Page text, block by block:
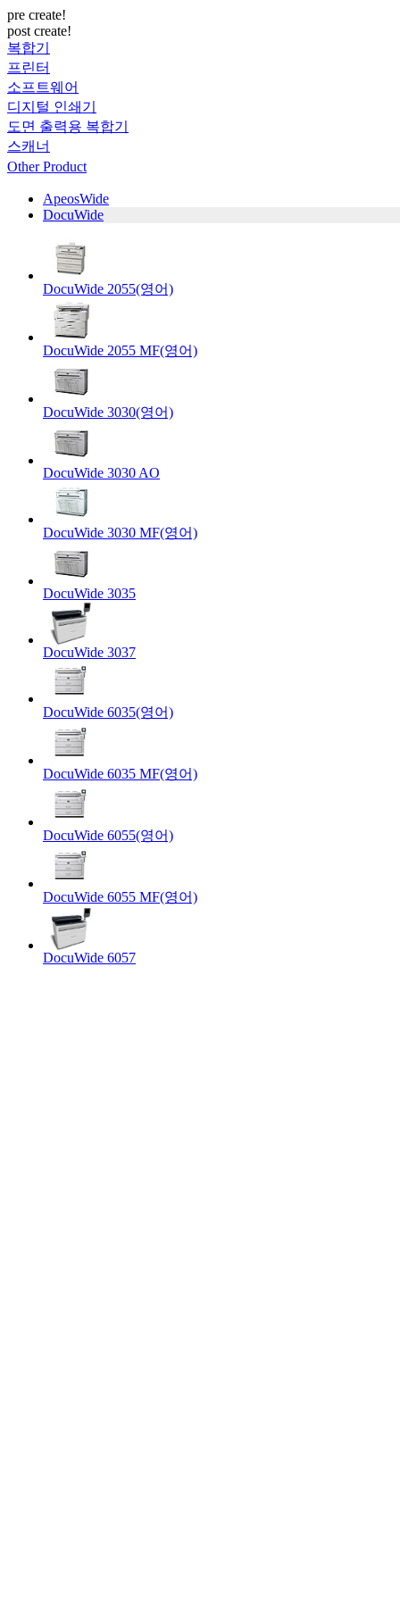
pre create!
post create!
복합기
프린터
소프트웨어
디지털 인쇄기
도면 출력용 복합기
스캐너
Other Product
ApeosWide
DocuWide
DocuWide 2055(영어)
DocuWide 2055 MF(영어)
DocuWide 3030(영어)
DocuWide 3030 AO
DocuWide 3030 MF(영어)
DocuWide 3035
DocuWide 3037
DocuWide 6035(영어)
DocuWide 6035 MF(영어)
DocuWide 6055(영어)
DocuWide 6055 MF(영어)
DocuWide 6057